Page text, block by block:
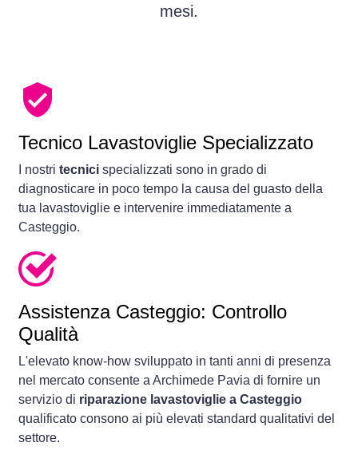
mesi.
Tecnico Lavastoviglie Specializzato
I nostri tecnici specializzati sono in grado di
diagnosticare in poco tempo la causa del guasto della
tua lavastoviglie e intervenire immediatamente a
Casteggio.
Assistenza Casteggio: Controllo
Qualità
L'elevato know-how sviluppato in tanti anni di presenza
nel mercato consente a Archimede Pavia di fornire un
servizio di riparazione lavastoviglie a Casteggio
qualificato consono ai più elevati standard qualitativi del
settore.